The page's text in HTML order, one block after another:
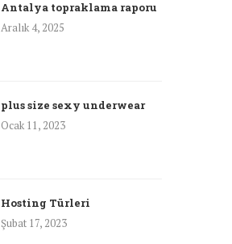
Antalya topraklama raporu
Aralık 4, 2025
plus size sexy underwear
Ocak 11, 2023
Hosting Türleri
Şubat 17, 2023